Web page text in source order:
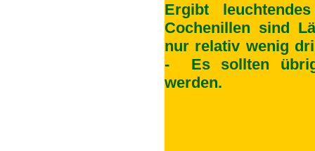
Ergibt
Cochenillen sind
nur relativ wenig
- Es sollten
werden.